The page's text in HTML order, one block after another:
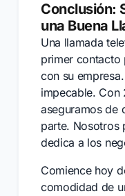
Conclusión:
una Buena
Una llamada
primer contacto
con su
impecable. Con
aseguramos de
parte. Nosotros
dedica a los
Comience hoy
comodidad de